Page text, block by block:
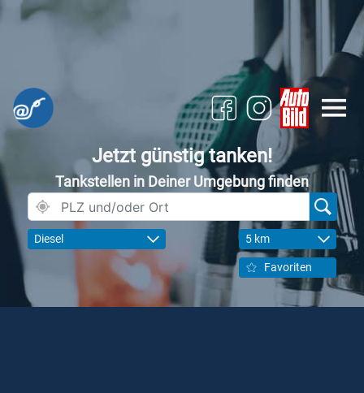
Jetzt günstig tanken!
Tankstellen in Deiner Umgebung finden
Diesel 5 km
Favoriten